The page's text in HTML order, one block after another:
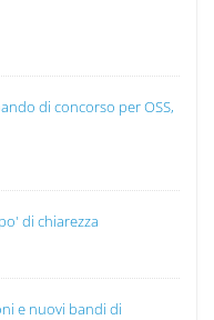
di concorso per OSS,
di chiarezza
e nuovi bandi di